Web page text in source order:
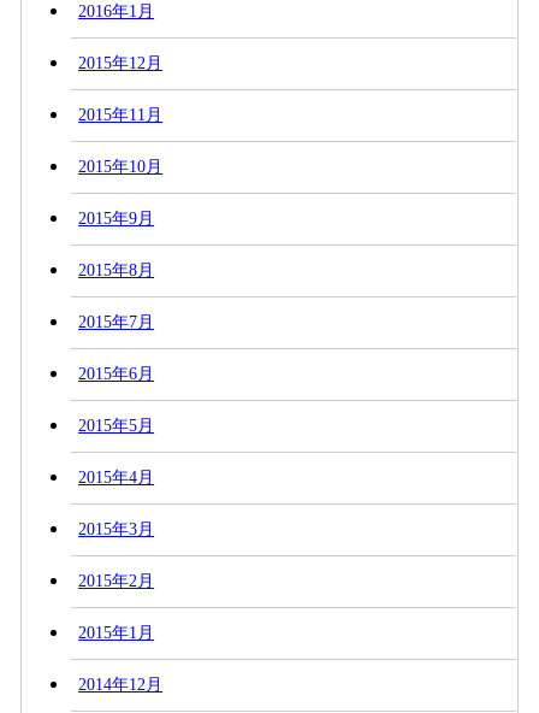
2016年1月
2015年12月
2015年11月
2015年10月
2015年9月
2015年8月
2015年7月
2015年6月
2015年5月
2015年4月
2015年3月
2015年2月
2015年1月
2014年12月